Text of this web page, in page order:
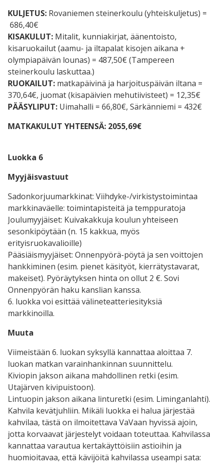
KULJETUS: Rovaniemen steinerkoulu (yhteiskuljetus) =
686,40€
KISAKULUT: Mitalit, kunniakirjat, äänentoisto,
kisaruokailut (aamu- ja iltapalat kisojen aikana +
olympiapäivän lounas) = 487,50€ (Tampereen
steinerkoulu laskuttaa.)
RUOKAILUT: matkapäivinä ja harjoituspäivän iltana =
370,64€, juomat (kisapäivien mehutiivisteet) = 12,35€
PÄÄSYLIPUT: Uimahalli = 66,80€, Särkänniemi = 432€
MATKAKULUT YHTEENSÄ: 2055,69€
Luokka 6
Myyjäisvastuut
Sadonkorjuumarkkinat: Viihdyke-/virkistystoimintaa
markkinaväelle: toimintapisteitä ja temppuratoja
Joulumyyjäiset: Kuivakakkuja koulun yhteiseen
sesonkipöytään (n. 15 kakkua, myös
erityisruokavalioille)
Pääsiäismyyjäiset: Onnenpyörä-pöytä ja sen voittojen
hankkiminen (esim. pienet käsityöt, kierrätystavarat,
makeiset). Pyöräytyksen hinta on ollut 2 €. Sovi
Onnenpyörän haku kanslian kanssa.
6. luokka voi esittää välineteatteriesityksiä
markkinoilla.
Muuta
Viimeistään 6. luokan syksyllä kannattaa aloittaa 7.
luokan matkan varainhankinnan suunnittelu.
Kiviopin jakson aikana mahdollinen retki (esim.
Utajärven kivipuistoon).
Lintuopin jakson aikana linturetki (esim. Liminganlahti).
Kahvila kevätjuhliin. Mikäli luokka ei halua järjestää
kahvilaa, tästä on ilmoitettava VaVaan hyvissä ajoin,
jotta korvaavat järjestelyt voidaan toteuttaa. Kahvilassa
kannattaa varautua kertakäyttöisiin astioihin ja
huomioitavaa, että kävijöitä kahvilassa useampi sata: